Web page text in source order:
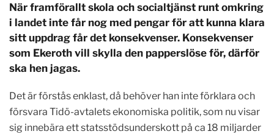
När framförallt skola och socialtjänst runt omkring
i landet inte får nog med pengar för att kunna klara
sitt uppdrag får det konsekvenser. Konsekvenser
som Ekeroth vill skylla den papperslöse för, därför
ska hen jagas.
Det är förstås enklast, då behöver han inte förklara och
försvara Tidö-avtalets ekonomiska politik, som nu visar
sig innebära ett statsstödsunderskott på ca 18 miljarder